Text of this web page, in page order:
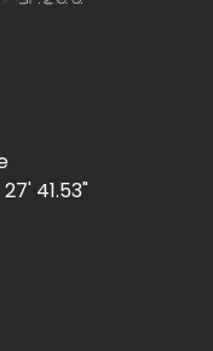
41.53"